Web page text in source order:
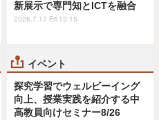
新展示で専門知とICTを融合
2026.7.17 Fri 13:15
イベント
探究学習でウェルビーイング
向上、授業実践を紹介する中
高教員向けセミナー8/26